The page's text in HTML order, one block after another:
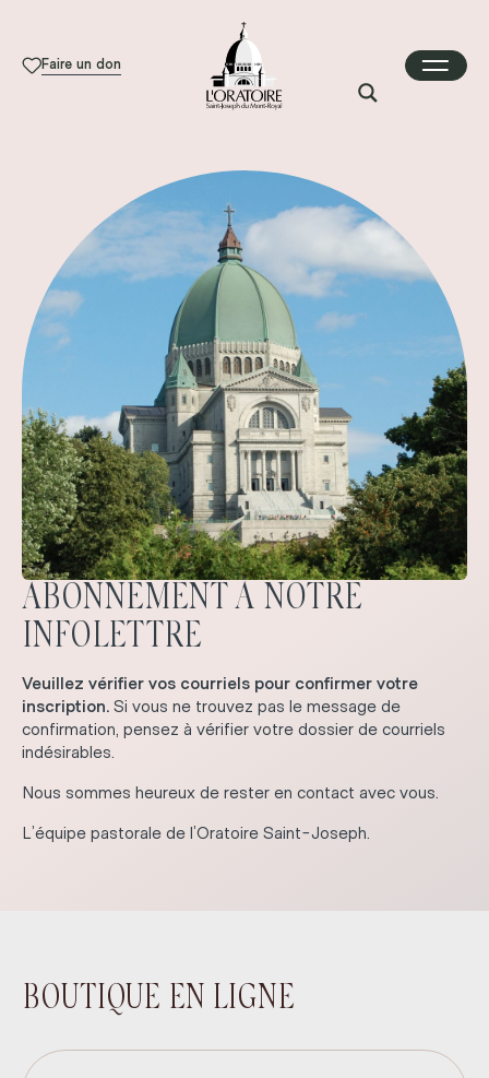
Faire un don
ABONNEMENT À NOTRE
INFOLETTRE
Veuillez vérifier vos courriels pour confirmer votre
inscription. Si vous ne trouvez pas le message de
confirmation, pensez à vérifier votre dossier de courriels
indésirables.
Nous sommes heureux de rester en contact avec vous.
L’équipe pastorale de l’Oratoire Saint-Joseph.
BOUTIQUE EN LIGNE